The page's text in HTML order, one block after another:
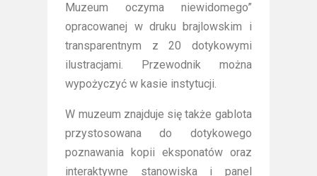
Muzeum oczyma niewidomego”
opracowanej w druku brajlowskim i
transparentnym z 20 dotykowymi
ilustracjami. Przewodnik można
wypożyczyć w kasie instytucji.
W muzeum znajduje się także gablota
przystosowana do dotykowego
poznawania kopii eksponatów oraz
interaktywne stanowiska i panel